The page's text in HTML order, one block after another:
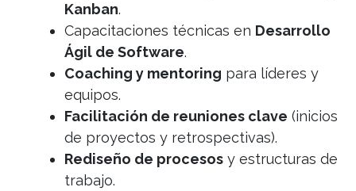
Kanban.
Capacitaciones técnicas en Desarrollo
Ágil de Software.
Coaching y mentoring para líderes y
equipos.
Facilitación de reuniones clave (inicios
de proyectos y retrospectivas).
Rediseño de procesosy estructuras de
trabajo.